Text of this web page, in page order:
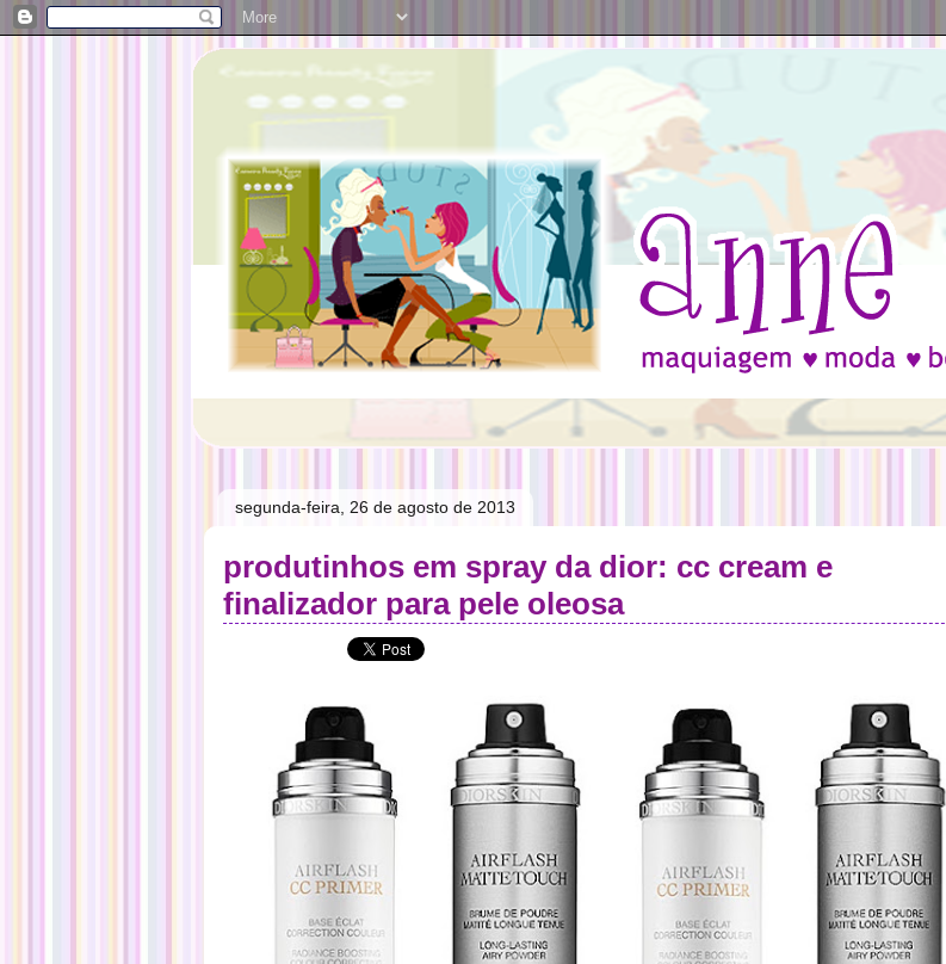
segunda-feira, 26 de agosto de 2013
produtinhos em spray da dior: cc cream e
finalizador para pele oleosa